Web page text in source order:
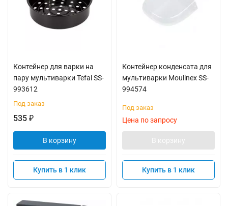
Контейнер для варки на
пару мультиварки Tefal SS-
993612
Под заказ
535 ₽
В корзину
Купить в 1 клик
Контейнер конденсата для
мультиварки Moulinex SS-
994574
Под заказ
Цена по запросу
В корзину
Купить в 1 клик